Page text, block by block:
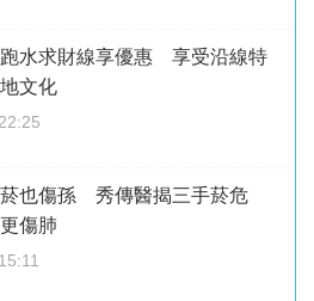
水求財線享優惠 享受沿線特
文化
菸也傷孫 秀傳醫揭三手菸危
傷肺